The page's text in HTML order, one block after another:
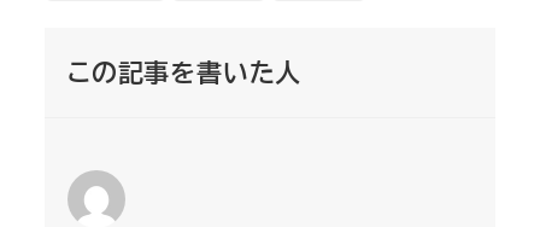
この記事を書いた人